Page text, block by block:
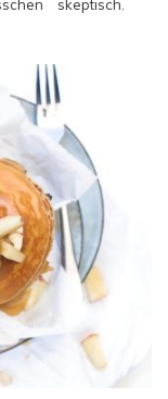
skeptisch.